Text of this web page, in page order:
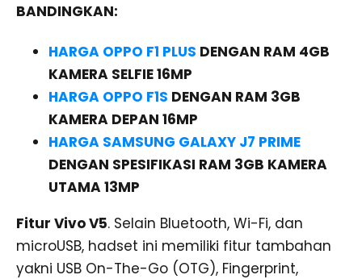
BANDINGKAN:
HARGA OPPO F1 PLUS DENGAN RAM 4GB
KAMERA SELFIE 16MP
HARGA OPPO F1S DENGAN RAM 3GB
KAMERA DEPAN 16MP
HARGA SAMSUNG GALAXY J7 PRIME
DENGAN SPESIFIKASI RAM 3GB KAMERA
UTAMA 13MP
Fitur Vivo V5. Selain Bluetooth, Wi-Fi, dan
microUSB, hadset ini memiliki fitur tambahan
yakni USB On-The-Go (OTG), Fingerprint,